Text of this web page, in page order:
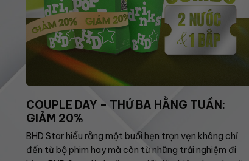
COUPLE DAY – THỨ BA HẰNG TUẦN:
GIẢM 20%
BHD Star hiểu rằng một buổi hẹn trọn vẹn không chỉ
đến từ bộ phim hay mà còn từ những trải nghiệm đi